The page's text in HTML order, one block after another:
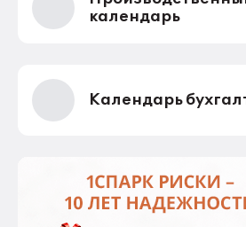
шлагбаумов. Платить их должны
гаражей.
календарь
Календарь